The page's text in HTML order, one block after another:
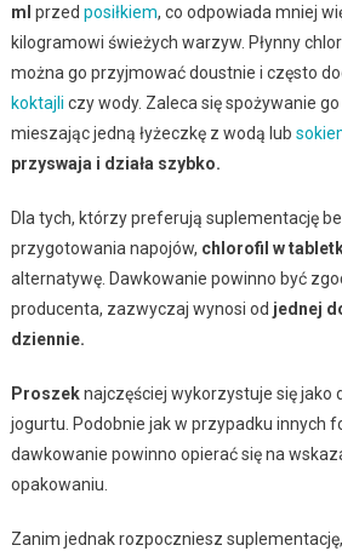
ml przed posiłkiem, co odpowiada mniej
kilogramowi świeżych warzyw. Płynny
można go przyjmować doustnie i często
koktajli czy wody. Zaleca się spożywanie
mieszając jedną łyżeczkę z wodą lub
przyswaja i działa szybko.
Dla tych, którzy preferują suplementację
przygotowania napojów, chlorofil w
alternatywę. Dawkowanie powinno być
producenta, zazwyczaj wynosi od jednej
dziennie.
Proszeknajczęściej wykorzystuje się jako
jogurtu. Podobnie jak w przypadku innych
dawkowanie powinno opierać się na
opakowaniu.
Zanim jednak rozpoczniesz